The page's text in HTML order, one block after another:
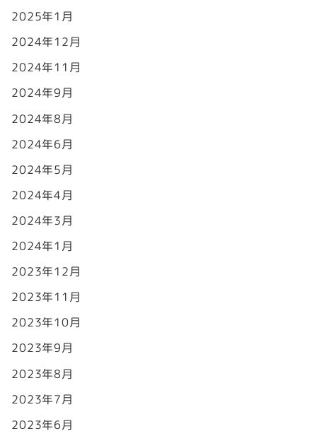
2025年1月
2024年12月
2024年11月
2024年9月
2024年8月
2024年6月
2024年5月
2024年4月
2024年3月
2024年1月
2023年12月
2023年11月
2023年10月
2023年9月
2023年8月
2023年7月
2023年6月